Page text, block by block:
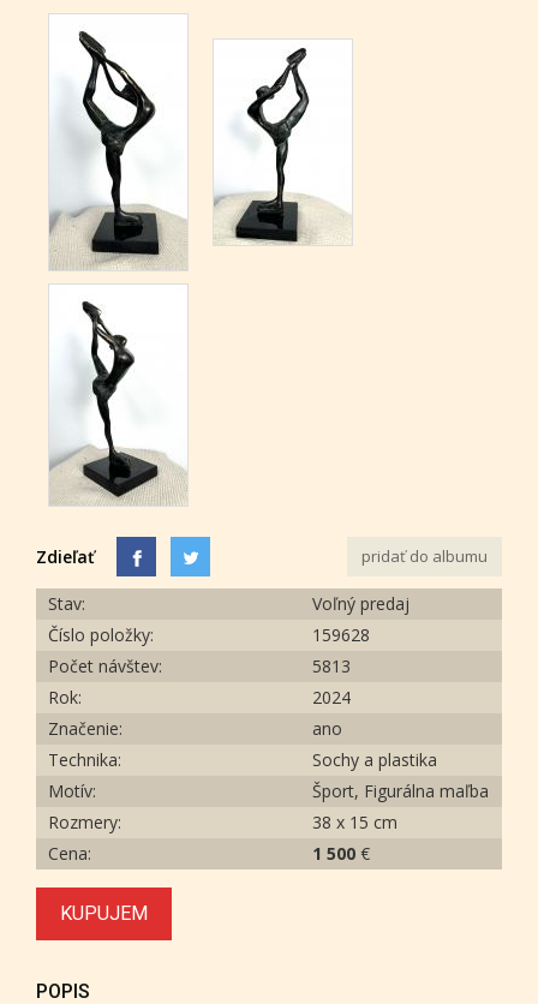
Zdieľať pridať do albumu
Stav:
Voľný predaj
Číslo položky:
159628
Počet návštev:
5813
Rok:
2024
Značenie:
ano
Technika:
Sochy a plastika
Motív:
Šport, Figurálna maľba
Rozmery:
38 x 15 cm
Cena:
1 500 €
KUPUJEM
POPIS